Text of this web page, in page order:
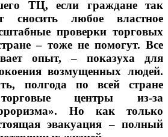
ТЦ, если граждане так
сносить любое властное
проверки торговых
– тоже не помогут. Все
опыт, – показуха для
возмущенных людей.
полгода по всей стране
центры из-за
Но как только
эвакуация – полный